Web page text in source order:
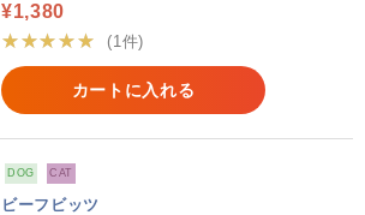
¥1,380
★★★★★
(1件)
カートに入れる
DOG CAT
ビーフビッツ